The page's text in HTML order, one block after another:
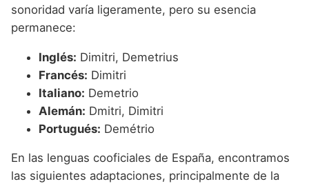
sonoridad varía ligeramente, pero su esencia
permanece:
Inglés: Dimitri, Demetrius
Francés: Dimitri
Italiano: Demetrio
Alemán: Dmitri, Dimitri
Portugués: Demétrio
En las lenguas cooficiales de España, encontramos
las siguientes adaptaciones, principalmente de la